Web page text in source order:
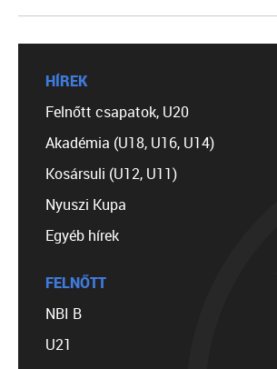
HÍREK
Felnőtt csapatok, U20
Akadémia (U18, U16, U14)
Kosársuli (U12, U11)
Nyuszi Kupa
Egyéb hírek
FELNŐTT
NBI B
U21